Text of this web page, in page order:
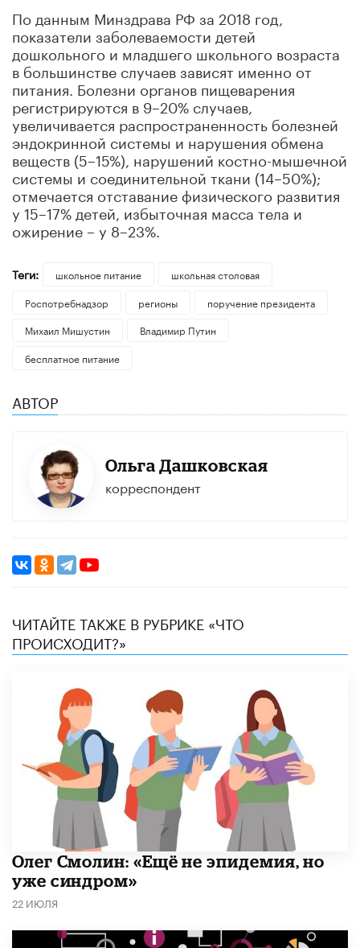
По данным Минздрава РФ за 2018 год,
показатели заболеваемости детей
дошкольного и младшего школьного возраста
в большинстве случаев зависят именно от
питания. Болезни органов пищеварения
регистрируются в 9–20% случаев,
увеличивается распространенность болезней
эндокринной системы и нарушения обмена
веществ (5–15%), нарушений костно-мышечной
системы и соединительной ткани (14–50%);
отмечается отставание физического развития
у 15–17% детей, избыточная масса тела и
ожирение – у 8–23%.
Теги: школьное питание
школьная столовая
Роспотребнадзор
регионы
поручение президента
Михаил Мишустин
Владимир Путин
бесплатное питание
АВТОР
Ольга Дашковская
корреспондент
ЧИТАЙТЕ ТАКЖЕ В РУБРИКЕ «ЧТО
ПРОИСХОДИТ?»
​Олег Смолин: «Ещё не эпидемия, но
уже синдром»
22 ИЮЛЯ